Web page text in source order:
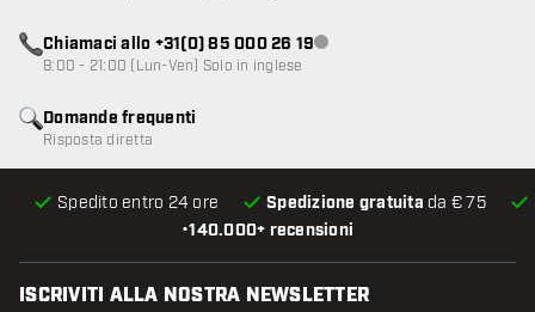
•140.000+ recensioni
Spedito entro 24 ore Spedizione gratuita da € 75
Domande frequenti
Risposta diretta
Chiamaci allo +31(0) 85 000 26 19Servizio clienti non disponibile
8:00 - 21:00 (Lun-Ven) Solo in inglese
ISCRIVITI ALLA NOSTRA NEWSLETTER